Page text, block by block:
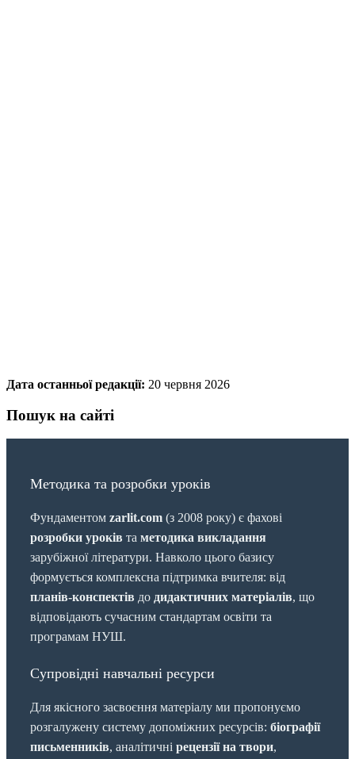
Дата останньої редакції: 20 червня 2026
Пошук на сайті
Методика та розробки уроків
Фундаментом zarlit.com (з 2008 року) є фахові
розробки уроків та методика викладання
зарубіжної літератури. Навколо цього базису
формується комплексна підтримка вчителя: від
планів-конспектів до дидактичних матеріалів, що
відповідають сучасним стандартам освіти та
програмам НУШ.
Супровідні навчальні ресурси
Для якісного засвоєння матеріалу ми пропонуємо
розгалужену систему допоміжних ресурсів: біографії
письменників, аналітичні рецензії на твори,